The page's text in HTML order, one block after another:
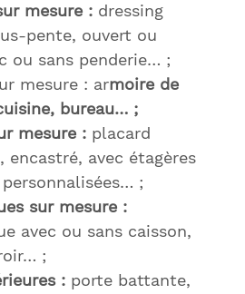
mesure : dressing
pente, ouvert ou
ou sans penderie… ;
mesure : armoire de
bureau… ;
mesure : placard
encastré, avec étagères
;
sur mesure :
avec ou sans caisson,
;
: porte battante,